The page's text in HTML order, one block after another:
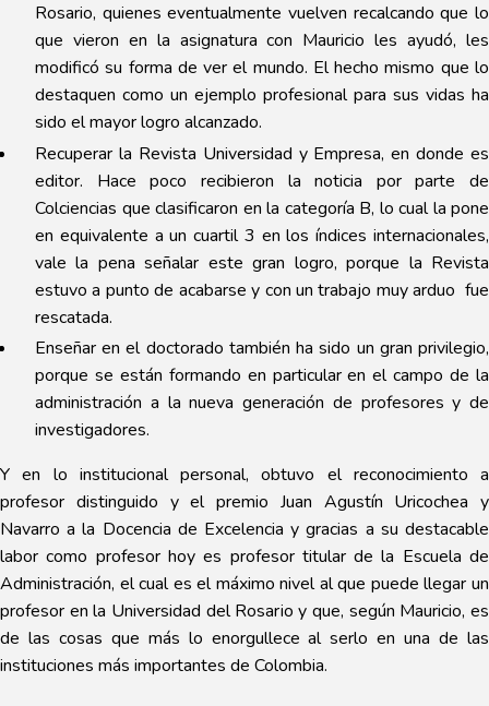
Rosario, quienes eventualmente vuelven recalcando que lo
que vieron en la asignatura con Mauricio les ayudó, les
modificó su forma de ver el mundo. El hecho mismo que lo
destaquen como un ejemplo profesional para sus vidas ha
sido el mayor logro alcanzado.
Recuperar la Revista Universidad y Empresa, en donde es
editor. Hace poco recibieron la noticia por parte de
Colciencias que clasificaron en la categoría B, lo cual la pone
en equivalente a un cuartil 3 en los índices internacionales,
vale la pena señalar este gran logro, porque la Revista
estuvo a punto de acabarse y con un trabajo muy arduo fue
rescatada.
Enseñar en el doctorado también ha sido un gran privilegio,
porque se están formando en particular en el campo de la
administración a la nueva generación de profesores y de
investigadores.
Y en lo institucional personal, obtuvo el reconocimiento a
profesor distinguido y el premio Juan Agustín Uricochea y
Navarro a la Docencia de Excelencia y gracias a su destacable
labor como profesor hoy es profesor titular de la Escuela de
Administración, el cual es el máximo nivel al que puede llegar un
profesor en la Universidad del Rosario y que, según Mauricio, es
de las cosas que más lo enorgullece al serlo en una de las
instituciones más importantes de Colombia.